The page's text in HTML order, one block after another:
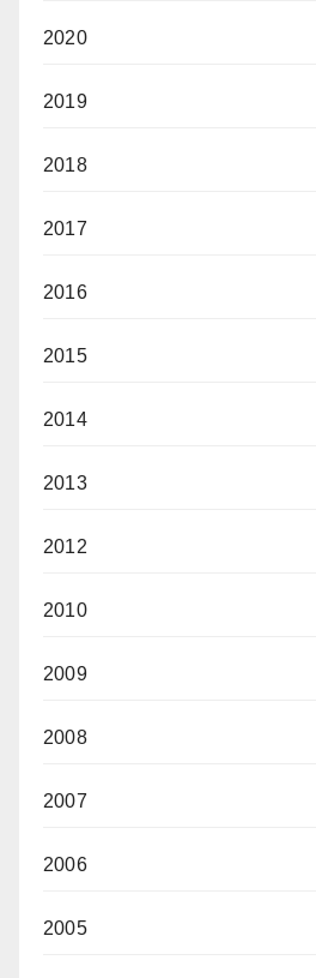
2020
2019
2018
2017
2016
2015
2014
2013
2012
2010
2009
2008
2007
2006
2005